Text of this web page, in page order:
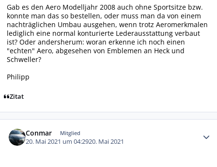
Gab es den Aero Modelljahr 2008 auch ohne Sportsitze bzw.
konnte man das so bestellen, oder muss man da von einem
nachträglichen Umbau ausgehen, wenn trotz Aeromerkmalen
lediglich eine normal konturierte Lederausstattung verbaut
ist? Oder andersherum: woran erkenne ich noch einen
"echten" Aero, abgesehen von Emblemen an Heck und
Schweller?
Philipp
Zitat
Conmar Mitglied
20. Mai 2021 um 04:2920. Mai 2021